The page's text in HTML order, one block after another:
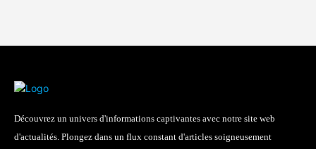
Découvrez un univers d'informations captivantes avec notre site web
d'actualités. Plongez dans un flux constant d'articles soigneusement